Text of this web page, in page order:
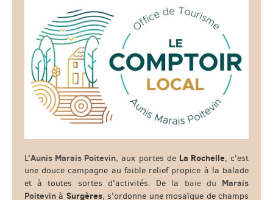
L'Aunis Marais Poitevin, aux portes de La Rochelle, c'est
une douce campagne au faible relief propice à la balade
et à toutes sortes d'activités. De la baie du Marais
Poitevin à Surgères, s'ordonne une mosaïque de champs